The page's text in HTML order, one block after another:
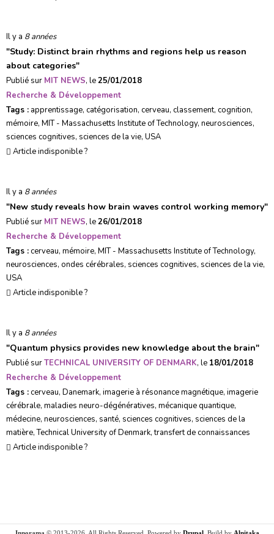
Il y a 8 années
"Study: Distinct brain rhythms and regions help us reason
about categories"
Publié sur MIT NEWS, le25/01/2018
Recherche & Développement
Tags : apprentissage, catégorisation, cerveau, classement, cognition,
mémoire, MIT - Massachusetts Institute of Technology, neurosciences,
sciences cognitives, sciences de la vie, USA
Article indisponible ?
Il y a 8 années
"New study reveals how brain waves control working memory"
Publié sur MIT NEWS, le26/01/2018
Recherche & Développement
Tags :cerveau, mémoire, MIT - Massachusetts Institute of Technology,
neurosciences, ondes cérébrales, sciences cognitives, sciences de la vie,
USA
Article indisponible ?
Il y a 8 années
"Quantum physics provides new knowledge about the brain"
Publié surTECHNICAL UNIVERSITY OF DENMARK, le 18/01/2018
Recherche & Développement
Tags :cerveau, Danemark, imagerie à résonance magnétique, imagerie
cérébrale, maladies neuro-dégénératives, mécanique quantique,
médecine, neurosciences, santé, sciences cognitives, sciences de la
matière,Technical University of Denmark,transfert de connaissances
Article indisponible ?